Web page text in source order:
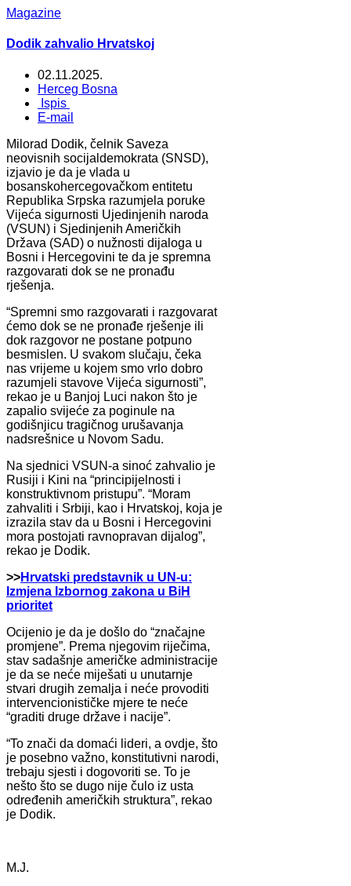
Magazine
Dodik zahvalio Hrvatskoj
02.11.2025.
Herceg Bosna
Ispis
E-mail
Milorad Dodik, čelnik Saveza
neovisnih socijaldemokrata (SNSD),
izjavio je da je vlada u
bosanskohercegovačkom entitetu
Republika Srpska razumjela poruke
Vijeća sigurnosti Ujedinjenih naroda
(VSUN) i Sjedinjenih Američkih
Država (SAD) o nužnosti dijaloga u
Bosni i Hercegovini te da je spremna
razgovarati dok se ne pronađu
rješenja.
“Spremni smo razgovarati i razgovarat
ćemo dok se ne pronađe rješenje ili
dok razgovor ne postane potpuno
besmislen. U svakom slučaju, čeka
nas vrijeme u kojem smo vrlo dobro
razumjeli stavove Vijeća sigurnosti”,
rekao je u Banjoj Luci nakon što je
zapalio svijeće za poginule na
godišnjicu tragičnog urušavanja
nadsrešnice u Novom Sadu.
Na sjednici VSUN-a sinoć zahvalio je
Rusiji i Kini na “principijelnosti i
konstruktivnom pristupu”. “Moram
zahvaliti i Srbiji, kao i Hrvatskoj, koja je
izrazila stav da u Bosni i Hercegovini
mora postojati ravnopravan dijalog”,
rekao je Dodik.
>>Hrvatski predstavnik u UN-u:
Izmjena Izbornog zakona u BiH
prioritet
Ocijenio je da je došlo do “značajne
promjene”. Prema njegovim riječima,
stav sadašnje američke administracije
je da se neće miješati u unutarnje
stvari drugih zemalja i neće provoditi
intervencionističke mjere te neće
“graditi druge države i nacije”.
“To znači da domaći lideri, a ovdje, što
je posebno važno, konstitutivni narodi,
trebaju sjesti i dogovoriti se. To je
nešto što se dugo nije čulo iz usta
određenih američkih struktura”, rekao
je Dodik.
M.J.